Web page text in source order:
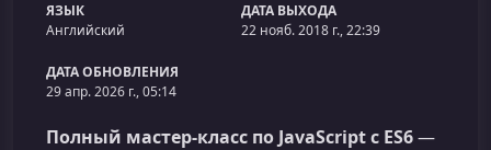
ЯЗЫК
Английский
ДАТА ВЫХОДА
22 нояб. 2018 г., 22:39
ДАТА ОБНОВЛЕНИЯ
29 апр. 2026 г., 05:14
Полный мастер-класс по JavaScript с ES6—